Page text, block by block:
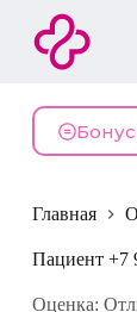
й
и
у
и
Главная
Пациент +7
Оценка: